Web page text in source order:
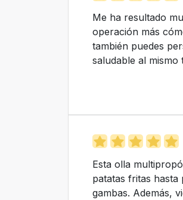
Me ha resultado
operación más
también puedes
saludable al mismo
Esta olla
patatas fritas
gambas. Además,